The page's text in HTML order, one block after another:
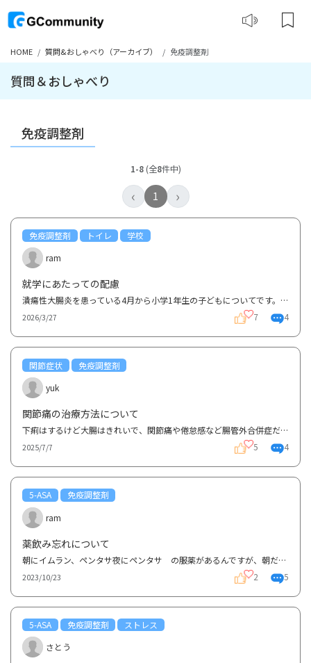
HOME 質問&おしゃべり（アーカイブ） 免疫調整剤
質問＆おしゃべり
免疫調整剤
1-8(全8件中)
‹ 1 ›
免疫調整剤 トイレ
学校
ram
就学にあたっての配慮
潰瘍性大腸炎を患っている4月から小学1年生の子どもについてです。2歳10ヶ月から患っているので大体のこ...
2026/3/27 7 4
関節症状
免疫調整剤
yuk
関節痛の治療方法について
下痢はするけど大腸はきれいで、関節痛や倦怠感など腸管外合併症だけが悪化している者です。内視鏡検査...
2025/7/7 5 4
5-ASA
免疫調整剤
ram
薬飲み忘れについて
朝にイムラン、ペンタサ夜にペンタサ の服薬があるんですが、朝だけ飲んで夜は忘れる朝飲み忘れて夜に...
2023/10/23 2 5
5-ASA 免疫調整剤
ストレス
さとう